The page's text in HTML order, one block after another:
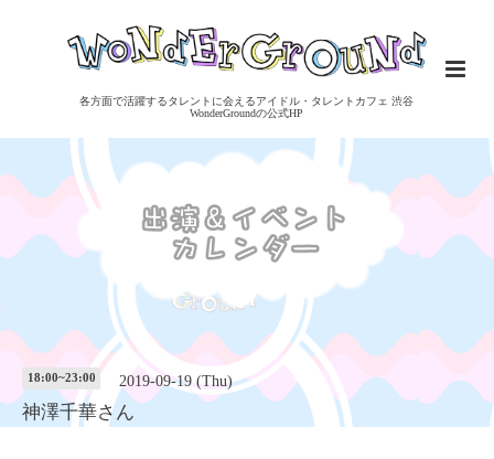
各方面で活躍するタレントに会えるアイドル・タレントカフェ 渋谷
WonderGroundの公式HP
18:00~23:00 2019-09-19 (Thu)
神澤千華さん